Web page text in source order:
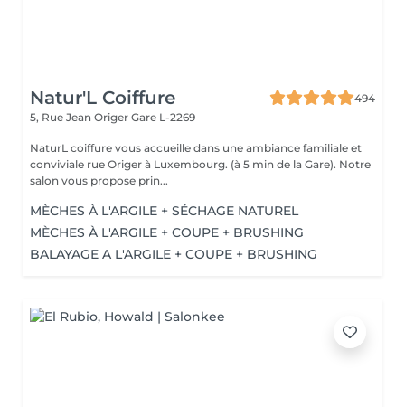
Natur'L Coiffure
494
5, Rue Jean Origer Gare L-2269
NaturL coiffure vous accueille dans une ambiance familiale et
conviviale rue Origer à Luxembourg. (à 5 min de la Gare). Notre
salon vous propose prin...
MÈCHES À L'ARGILE + SÉCHAGE NATUREL
MÈCHES À L'ARGILE + COUPE + BRUSHING
BALAYAGE A L'ARGILE + COUPE + BRUSHING